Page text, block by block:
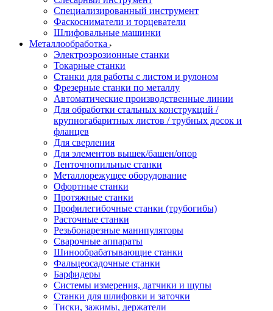
Специализированный инструмент
Фаскосниматели и торцеватели
Шлифовальные машинки
Металлообработка
Электроэрозионные станки
Токарные станки
Станки для работы с листом и рулоном
Фрезерные станки по металлу
Автоматические производственные линии
Для обработки стальных конструкций /
крупногабаритных листов / трубных досок и
фланцев
Для сверления
Для элементов вышек/башен/опор
Ленточнопильные станки
Металлорежущее оборудование
Офортные станки
Протяжные станки
Профилегибочные станки (трубогибы)
Расточные станки
Резьбонарезные манипуляторы
Сварочные аппараты
Шинообрабатывающие станки
Фальцеосадочные станки
Барфидеры
Системы измерения, датчики и щупы
Станки для шлифовки и заточки
Тиски, зажимы, держатели